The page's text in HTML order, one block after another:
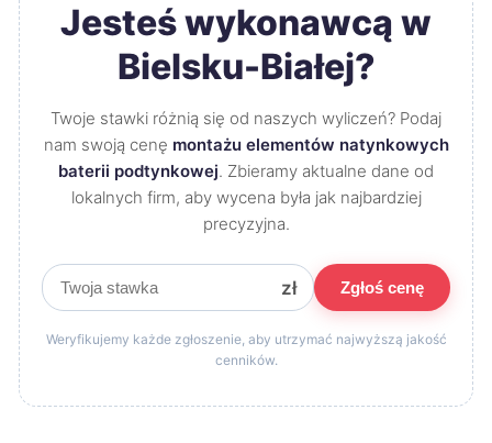
Jesteś wykonawcą w
Bielsku-Białej?
Twoje stawki różnią się od naszych wyliczeń? Podaj
nam swoją cenę montażu elementów natynkowych
baterii podtynkowej. Zbieramy aktualne dane od
lokalnych firm, aby wycena była jak najbardziej
precyzyjna.
zł Zgłoś cenę
Weryfikujemy każde zgłoszenie, aby utrzymać najwyższą jakość
cenników.